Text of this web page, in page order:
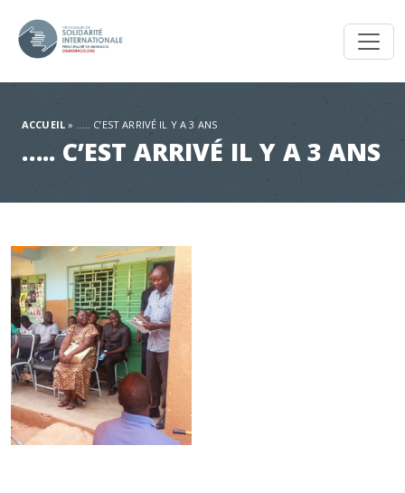
ACCUEIL » ….. C’EST ARRIVÉ IL Y A 3 ANS
….. C’EST ARRIVÉ IL Y A 3 ANS